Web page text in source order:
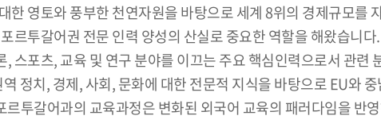
한 영토와 풍부한 천연자원을 바탕으로 세계 8위의 경제규모
르투갈어권 전문 인력 양성의 산실로 중요한 역할을 해왔습니
, 스포츠, 교육 및 연구 분야를 이끄는 주요 핵심인력으로서 관
정치, 경제, 사회, 문화에 대한 전문적 지식을 바탕으로 EU와
투갈어과의 교육과정은 변화된 외국어 교육의 패러다임을 반